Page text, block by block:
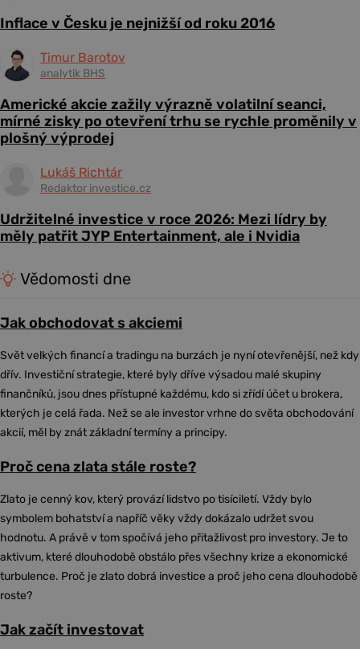
Inflace v Česku je nejnižší od roku 2016
Timur Barotov
analytik BHS
Americké akcie zažily výrazně volatilní seanci,
mírné zisky po otevření trhu se rychle proměnily v
plošný výprodej
Lukáš Richtár
Redaktor investice.cz
Udržitelné investice v roce 2026: Mezi lídry by
měly patřit JYP Entertainment, ale i Nvidia
Vědomosti dne
Jak obchodovat s akciemi
Svět velkých financí a tradingu na burzách je nyní otevřenější, než kdy
dřív. Investiční strategie, které byly dříve výsadou malé skupiny
finančníků, jsou dnes přístupné každému, kdo si zřídí účet u brokera,
kterých je celá řada. Než se ale investor vrhne do světa obchodování
akcií, měl by znát základní termíny a principy.
Proč cena zlata stále roste?
Zlato je cenný kov, který provází lidstvo po tisíciletí. Vždy bylo
symbolem bohatství a napříč věky vždy dokázalo udržet svou
hodnotu. A právě v tom spočívá jeho přitažlivost pro investory. Je to
aktivum, které dlouhodobě obstálo přes všechny krize a ekonomické
turbulence. Proč je zlato dobrá investice a proč jeho cena dlouhodobě
roste?
Jak začít investovat